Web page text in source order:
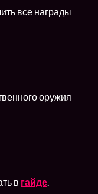
все награды
оружия
в гайде.